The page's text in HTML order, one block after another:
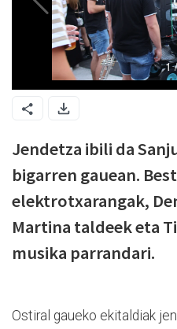
Jendetza ibili da
bigarren gauean.
elektrotxarangak,
Martina taldeek eta
musika parrandari.
Ostiral gaueko ekitaldiak